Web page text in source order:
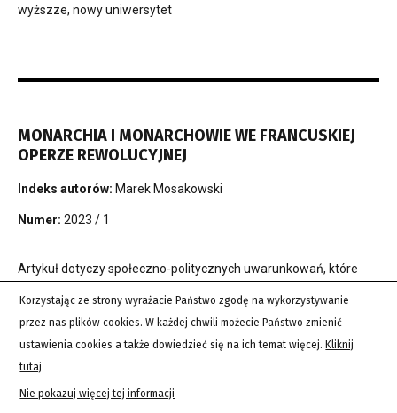
wyższze, nowy uniwersytet
MONARCHIA I MONARCHOWIE WE FRANCUSKIEJ
OPERZE REWOLUCYJNEJ
Indeks autorów: Marek Mosakowski
Numer: 2023 / 1
Artykuł dotyczy społeczno-politycznych uwarunkowań, które
ramy instytucjonalne i legislacyjne we Francji w latach 1789-
Korzystając ze strony wyrażacie Państwo zgodę na wykorzystywanie
przez nas plików cookies. W każdej chwili możecie Państwo zmienić
ustawienia cookies a także dowiedzieć się na ich temat więcej. Kliknij
tutaj
Nie pokazuj więcej tej informacji